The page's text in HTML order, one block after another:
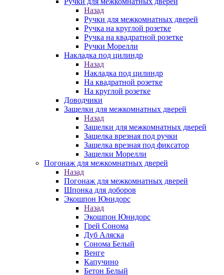
Назад
Ручки для межкомнатных дверей
Ручка на круглой розетке
Ручка на квадратной розетке
Ручки Морелли
Накладка под цилиндр
Назад
Накладка под цилиндр
На квадратной розетке
На круглой розетке
Доводчики
Защелки для межкомнатных дверей
Назад
Защелки для межкомнатных дверей
Защелка врезная под ручки
Защелка врезная под фиксатор
Защелки Морелли
Погонаж для межкомнатных дверей
Назад
Погонаж для межкомнатных дверей
Шпонка для доборов
Экошпон Юнидорс
Назад
Экошпон Юнидорс
Грей Сонома
Дуб Аляска
Сонома Белый
Венге
Капучино
Бетон Белый